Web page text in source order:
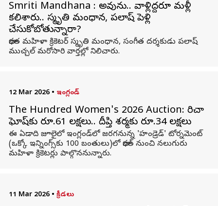
Smriti Mandhana : అవును.. వాళ్లిద్దరూ మళ్లీ
కలిశారు.. స్మృతి మంధాన, పలాష్ పెళ్లి
చేసుకోబోతున్నారా?
భారత మహిళా క్రికెటర్ స్మృతి మంధాన, సంగీత దర్శకుడు పలాష్
ముచ్చల్ మరోసారి వార్తల్లో నిలిచారు.
12 Mar 2026 • ఇంగ్లండ్
The Hundred Women's 2026 Auction: రిచా
ఘోష్‌కు రూ.61 లక్షలు.. దీప్తి శర్మకు రూ.34 లక్షలు
ఈ ఏడాది జూలైలో ఇంగ్లండ్‌లో జరగనున్న 'హండ్రెడ్‌' టోర్నమెంట్‌
(ఒక్కో ఇన్నింగ్స్‌కు 100 బంతులు)లో భారత్‌ నుంచి నలుగురు
మహిళా క్రికెటర్లు పాల్గొననున్నారు.
11 Mar 2026 • క్రీడలు